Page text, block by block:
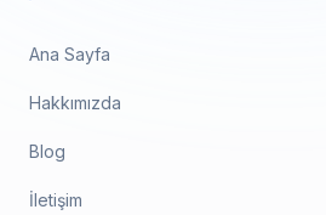
Ana Sayfa
Hakkımızda
Blog
İletişim